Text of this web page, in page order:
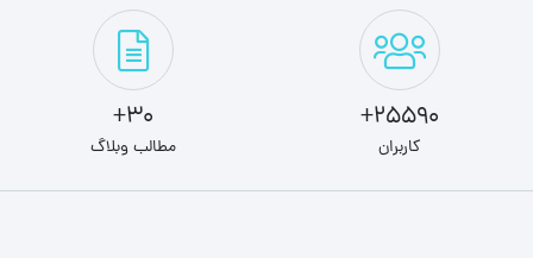
25590+
کاربران
30+
مطالب وبلاگ